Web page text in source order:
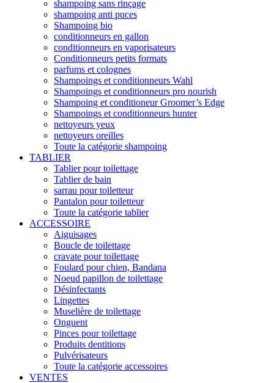
shampoing sans rinçage
shampoing anti puces
Shampoing bio
conditionneurs en gallon
conditionneurs en vaporisateurs
Conditionneurs petits formats
parfums et colognes
Shampoings et conditionneurs Wahl
Shampoings et conditionneurs pro nourish
Shampoing et conditioneur Groomer’s Edge
Shampoings et conditionneurs hunter
nettoyeurs yeux
nettoyeurs oreilles
Toute la catégorie shampoing
TABLIER
Tablier pour toilettage
Tablier de bain
sarrau pour toiletteur
Pantalon pour toiletteur
Toute la catégorie tablier
ACCESSOIRE
Aiguisages
Boucle de toilettage
cravate pour toilettage
Foulard pour chien, Bandana
Noeud papillon de toilettage
Désinfectants
Lingettes
Muselière de toilettage
Onguent
Pinces pour toilettage
Produits dentitions
Pulvérisateurs
Toute la catégorie accessoires
VENTES